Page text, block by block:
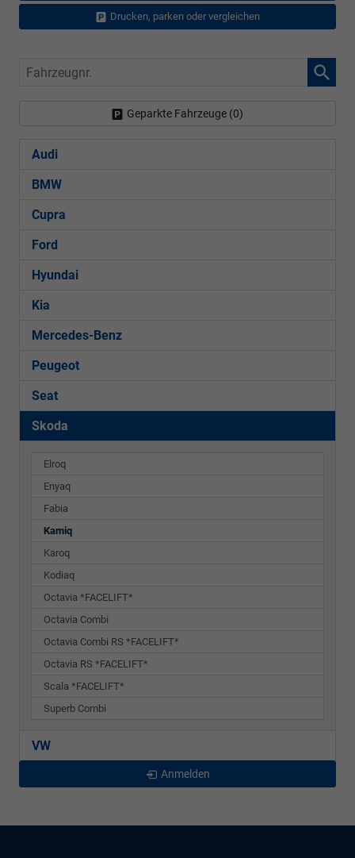
Drucken, parken oder vergleichen
Fahrzeugnr.
Geparkte Fahrzeuge (0)
Audi
BMW
Cupra
Ford
Hyundai
Kia
Mercedes-Benz
Peugeot
Seat
Skoda
Elroq
Enyaq
Fabia
Kamiq
Karoq
Kodiaq
Octavia *FACELIFT*
Octavia Combi
Octavia Combi RS *FACELIFT*
Octavia RS *FACELIFT*
Scala *FACELIFT*
Superb Combi
VW
Anmelden